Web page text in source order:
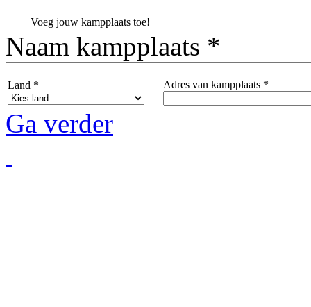
Voeg jouw kampplaats toe!
Naam kampplaats *
Land * Adres van kampplaats *
Ga verder